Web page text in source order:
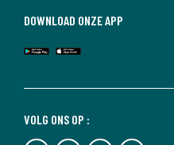
VOLG ONS OP :
DOWNLOAD ONZE APP